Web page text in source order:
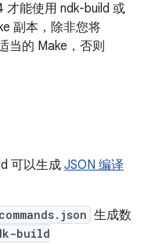
才能使用 ndk-build 或
副本，除非您将
当的 Make，否则
可以生成 JSON 编译
生成数
build